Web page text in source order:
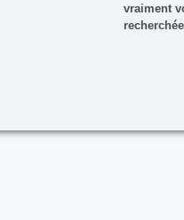
vraiment